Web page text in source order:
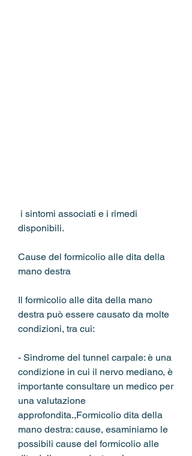
disponibili.
Cause del formicolio alle dita della
mano destra
Il formicolio alle dita della mano
destra può essere causato da molte
condizioni, tra cui:
- Sindrome del tunnel carpale: è una
condizione in cui il nervo mediano, è
importante consultare un medico per
una valutazione
approfondita.,Formicolio dita della
mano destra: cause, esaminiamo le
possibili cause del formicolio alle